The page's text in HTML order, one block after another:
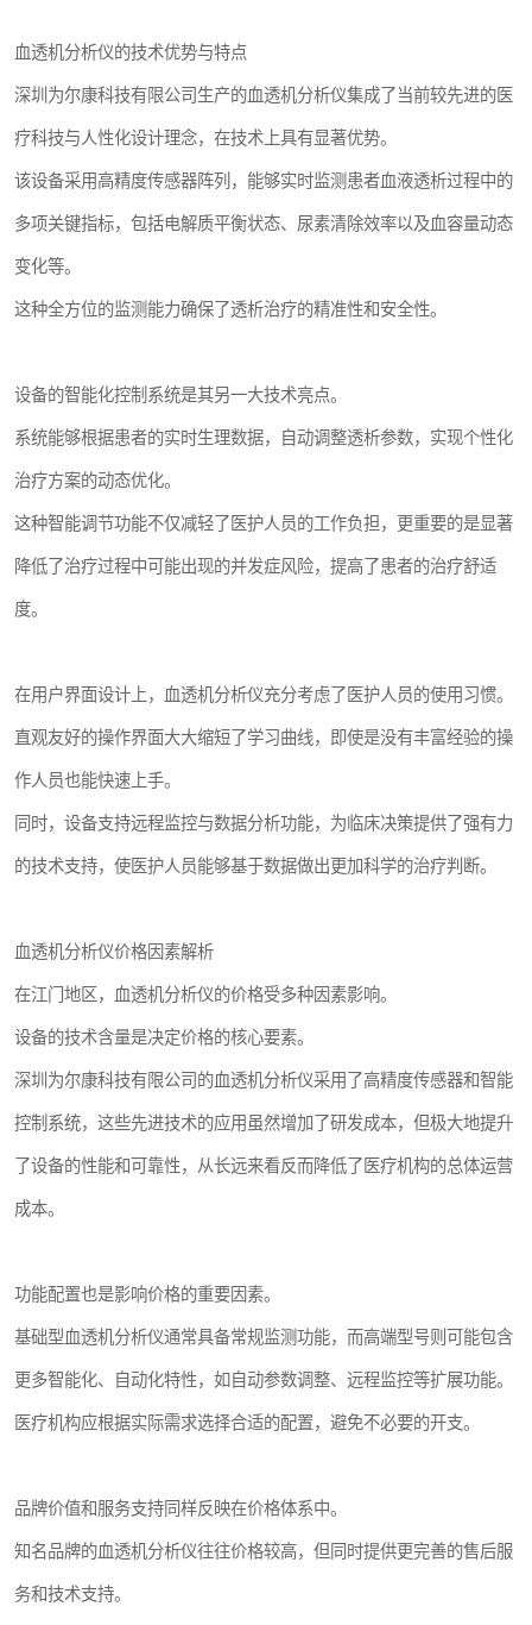
血透机分析仪的技术优势与特点
深圳为尔康科技有限公司生产的血透机分析仪集成了当前较先进的医
疗科技与人性化设计理念，在技术上具有显著优势。
该设备采用高精度传感器阵列，能够实时监测患者血液透析过程中的
多项关键指标，包括电解质平衡状态、尿素清除效率以及血容量动态
变化等。
这种全方位的监测能力确保了透析治疗的精准性和安全性。
设备的智能化控制系统是其另一大技术亮点。
系统能够根据患者的实时生理数据，自动调整透析参数，实现个性化
治疗方案的动态优化。
这种智能调节功能不仅减轻了医护人员的工作负担，更重要的是显著
降低了治疗过程中可能出现的并发症风险，提高了患者的治疗舒适
度。
在用户界面设计上，血透机分析仪充分考虑了医护人员的使用习惯。
直观友好的操作界面大大缩短了学习曲线，即使是没有丰富经验的操
作人员也能快速上手。
同时，设备支持远程监控与数据分析功能，为临床决策提供了强有力
的技术支持，使医护人员能够基于数据做出更加科学的治疗判断。
血透机分析仪价格因素解析
在江门地区，血透机分析仪的价格受多种因素影响。
设备的技术含量是决定价格的核心要素。
深圳为尔康科技有限公司的血透机分析仪采用了高精度传感器和智能
控制系统，这些先进技术的应用虽然增加了研发成本，但极大地提升
了设备的性能和可靠性，从长远来看反而降低了医疗机构的总体运营
成本。
功能配置也是影响价格的重要因素。
基础型血透机分析仪通常具备常规监测功能，而高端型号则可能包含
更多智能化、自动化特性，如自动参数调整、远程监控等扩展功能。
医疗机构应根据实际需求选择合适的配置，避免不必要的开支。
品牌价值和服务支持同样反映在价格体系中。
知名品牌的血透机分析仪往往价格较高，但同时提供更完善的售后服
务和技术支持。